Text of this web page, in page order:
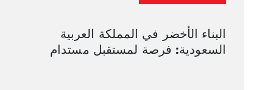
البناء الأخضر في المملكة العربية
السعودية: فرصة لمستقبل مستدام